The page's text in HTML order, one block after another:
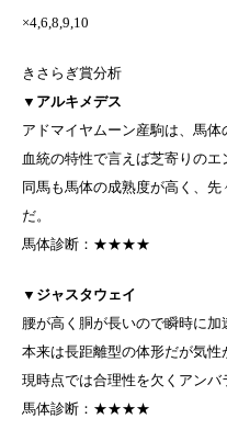
×4,6,8,9,10
きさらぎ賞分析
▼ アルキメデス
アドマイヤムーン産駒は、馬体
血統の特性で言えば芝寄りのエ
同馬も馬体の成熟度が高く、
だ。
馬体診断：★★★★
▼ ジャスタウェイ
腰が高く胴が長いので瞬時に加
本来は長距離型の体形だが気性
現時点では合理性を欠くアンバ
馬体診断：★★★★